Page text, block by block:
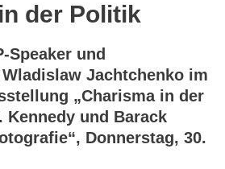
der Politik
Speaker und
Jachtchenko im
„Charisma in der
Kennedy und Barack
Donnerstag, 30.